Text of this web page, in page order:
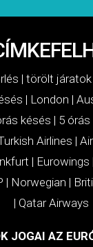
| törölt járatok
| London |
késés | 5
Airlines |
| Eurowings
| Norwegian |
| Qatar Airways
JOGAI AZ